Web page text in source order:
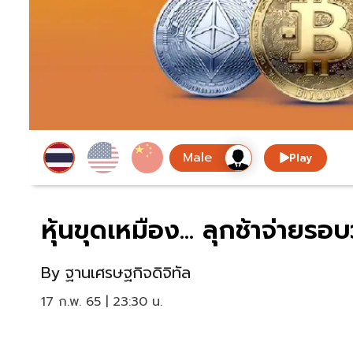
Play
หุ้นขุดเหมือง... ลุกช้าจ่ายรอ
By ฐานเศรษฐกิจดิจิทัล
17 ก.พ. 65 | 23:30 น.